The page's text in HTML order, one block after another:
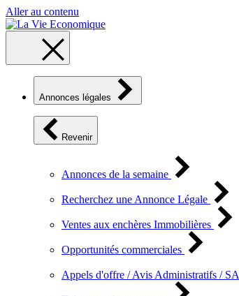
Aller au contenu
Annonces légales
Revenir
Annonces de la semaine
Recherchez une Annonce Légale
Ventes aux enchères Immobilières
Opportunités commerciales
Appels d'offre / Avis Administratifs /